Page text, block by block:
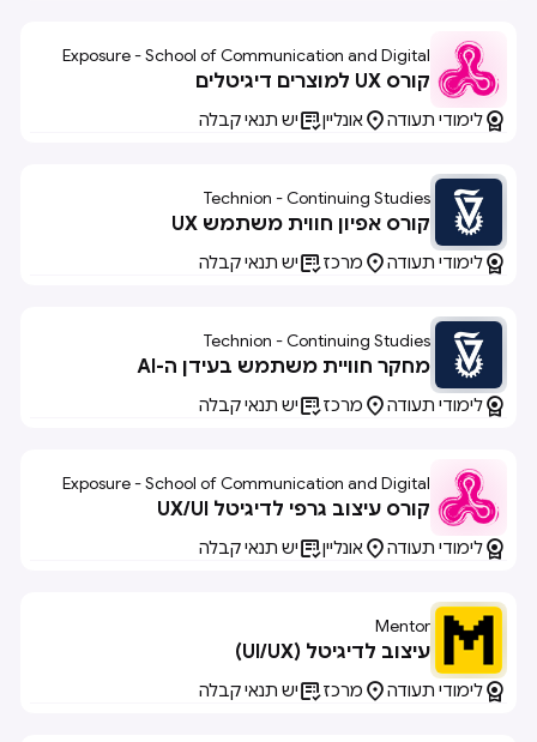
Exposure - School of Communication and Digital
Arts
קורס UX למוצרים דיגיטלים
לימודי תעודהאונלייןיש תנאי קבלה
Technion - Continuing Studies
קורס אפיון חווית משתמש UX
לימודי תעודה מרכזיש תנאי קבלה
Technion - Continuing Studies
מחקר חוויית משתמש בעידן ה-AI
לימודי תעודה מרכזיש תנאי קבלה
Exposure - School of Communication and Digital
Arts
קורס עיצוב גרפי לדיגיטל UX/UI
לימודי תעודהאונלייןיש תנאי קבלה
Mentor
עיצוב לדיגיטל (UI/UX)
לימודי תעודה מרכזיש תנאי קבלה